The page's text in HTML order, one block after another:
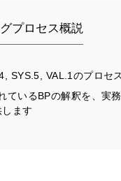
プロセス概説
SYS.5, VAL.1のプロセ
ているBPの解釈を、実
ます